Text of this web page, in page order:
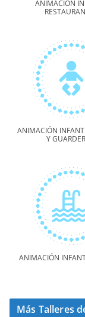
ANIMACIÓN
ANIMACIÓN
Y
ANIMACIÓN
Más Talleres